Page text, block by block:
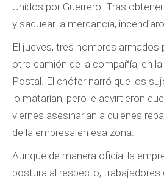
Unidos por Guerrero. Tras
y saquear la mercancía,
El jueves, tres hombres armados
otro camión de la compañía, en
Postal. El chófer narró que los
lo matarían, pero le advirtieron
viernes asesinarían a quienes
de la empresa en esa zona.
Aunque de manera oficial la
postura al respecto, trabajadores